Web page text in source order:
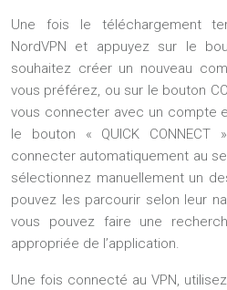
Une fois le téléchargement
NordVPN et appuyez sur le
souhaitez créer un nouveau
vous préférez, ou sur le bouton
vous connecter avec un compte
le bouton « QUICK
connecter automatiquement au
sélectionnez manuellement un
pouvez les parcourir selon leur
vous pouvez faire une
appropriée de l’application.
Une fois connecté au VPN,